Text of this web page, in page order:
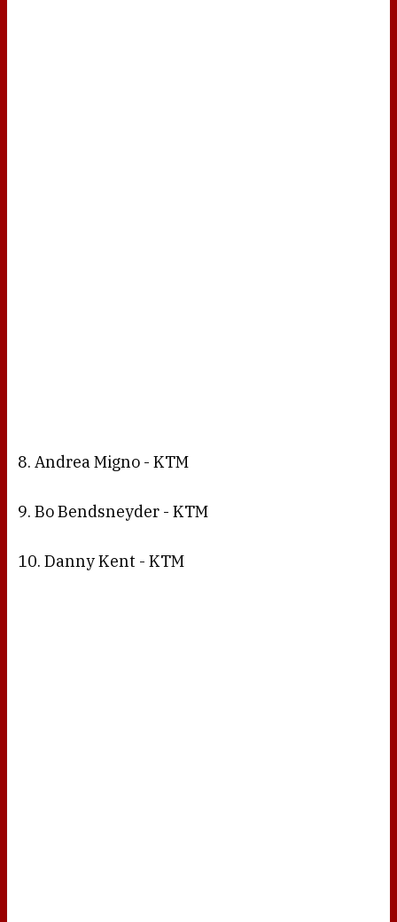
8. Andrea Migno - KTM
9. Bo Bendsneyder - KTM
10. Danny Kent - KTM